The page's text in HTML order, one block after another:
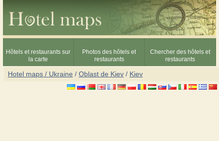
Hôtels et restaurants sur
la carte
Photos des hôtels et
restaurants
Chercher des hôtels et
restaurants
Hotel maps / Ukraine / Oblast de Kiev / Kiev